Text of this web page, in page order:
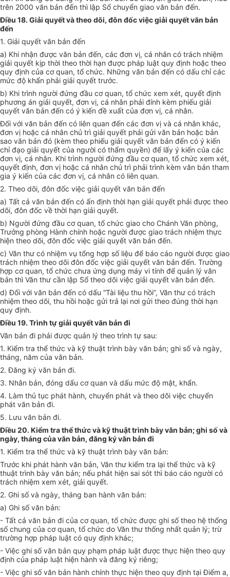
trên 2000 văn bản đến thì lập Sổ chuyển giao văn bản đến.
Điều 18. Giải quyết và theo dõi, đôn đốc việc giải quyết văn bản
đến
1. Giải quyết văn bản đến
a) Khi nhận được văn bản đến, các đơn vị, cá nhân có trách nhiệm
giải quyết kịp thời theo thời hạn được pháp luật quy định hoặc theo
quy định của cơ quan, tổ chức. Những văn bản đến có dấu chỉ các
mức độ khẩn phải giải quyết trước.
b) Khi trình người đứng đầu cơ quan, tổ chức xem xét, quyết định
phương án giải quyết, đơn vị, cá nhân phải đính kèm phiếu giải
quyết văn bản đến có ý kiến đề xuất của đơn vị, cá nhân.
Đối với văn bản đến có liên quan đến các đơn vị và cá nhân khác,
đơn vị hoặc cá nhân chủ trì giải quyết phải gửi văn bản hoặc bản
sao văn bản đó (kèm theo phiếu giải quyết văn bản đến có ý kiến
chỉ đạo giải quyết của người có thẩm quyền) để lấy ý kiến của các
đơn vị, cá nhân. Khi trình người đứng đầu cơ quan, tổ chức xem xét,
quyết định, đơn vị hoặc cá nhân chủ trì phải trình kèm văn bản tham
gia ý kiến của các đơn vị, cá nhân có liên quan.
2. Theo dõi, đôn đốc việc giải quyết văn bản đến
a) Tất cả văn bản đến có ấn định thời hạn giải quyết phải được theo
dõi, đôn đốc về thời hạn giải quyết.
b) Người đứng đầu cơ quan, tổ chức giao cho Chánh Văn phòng,
Trưởng phòng Hành chính hoặc người được giao trách nhiệm thực
hiện theo dõi, đôn đốc việc giải quyết văn bản đến.
c) Văn thư có nhiệm vụ tổng hợp số liệu để báo cáo người được giao
trách nhiệm theo dõi đôn đốc việc giải quyết văn bản đến. Trường
hợp cơ quan, tổ chức chưa ứng dụng máy vi tính để quản lý văn
bản thì Văn thư cần lập Sổ theo dõi việc giải quyết văn bản đến.
d)Đối với văn bản đến có dấu “Tài liệu thu hồi”, Văn thư có trách
nhiệm theo dõi, thu hồi hoặc gửi trả lại nơi gửi theo đúng thời hạn
quy định.
Điều 19. Trình tự giải quyết văn bản đi
Văn bản đi phải được quản lý theo trình tự sau:
1. Kiểm tra thể thức và kỹ thuật trình bày văn bản; ghi số và ngày,
tháng, năm của văn bản.
2.Đăng ký văn bản đi.
3. Nhân bản, đóng dấu cơ quan và dấu mức độ mật, khẩn.
4. Làm thủ tục phát hành, chuyển phát và theo dõi việc chuyển
phát văn bản đi.
5. Lưu văn bản đi.
Điều 20. Kiểm tra thể thức và kỹ thuật trình bày văn bản; ghi số và
ngày, tháng của văn bản, đăng ký văn bản đi
1. Kiểm tra thể thức và kỹ thuật trình bày văn bản:
Trước khi phát hành văn bản, Văn thư kiểm tra lại thể thức và kỹ
thuật trình bày văn bản; nếu phát hiện sai sót thì báo cáo người có
trách nhiệm xem xét, giải quyết.
2. Ghi số và ngày, tháng ban hành văn bản:
a) Ghi số văn bản:
- Tất cả văn bản đi của cơ quan, tổ chức được ghi số theo hệ thống
số chung của cơ quan, tổ chức do Văn thư thống nhất quản lý; trừ
trường hợp pháp luật có quy định khác;
- Việc ghi số văn bản quy phạm pháp luật được thực hiện theo quy
định của pháp luật hiện hành và đăng ký riêng;
- Việc ghi số văn bản hành chính thực hiện theo quy định tại Điểm a,